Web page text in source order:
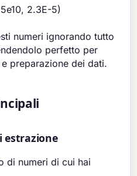
2.3E-5)
numeri ignorando tutto
perfetto per
preparazione dei dati.
estrazione
di numeri di cui hai